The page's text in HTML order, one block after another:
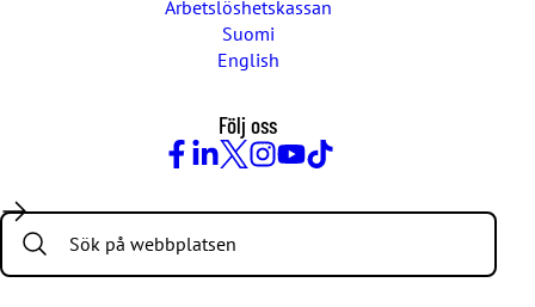
Arbetslöshetskassan
Suomi
English
Följ oss
Search: